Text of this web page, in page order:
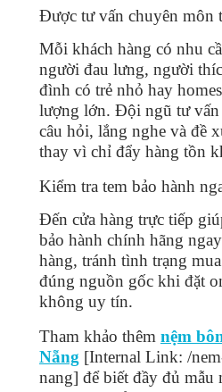
Được tư vấn chuyên môn
Mỗi khách hàng có nhu
người đau lưng, người
đình có trẻ nhỏ hay
lượng lớn. Đội ngũ tư vấn
câu hỏi, lắng nghe và đề
thay vì chỉ đẩy hàng tồn
Kiểm tra tem bảo hành
Đến cửa hàng trực tiếp
bảo hành chính hãng
hàng, tránh tình trạng
đúng nguồn gốc khi đặt
không uy tín.
Tham khảo thêm nệm
Nẵng [Internal Link: /
nang] để biết đầy đủ mẫu